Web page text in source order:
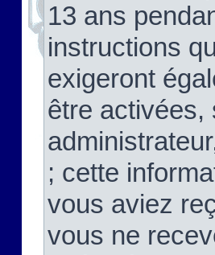
13 ans
instructions
exigeront
être activées,
; cette
vous aviez
vous ne